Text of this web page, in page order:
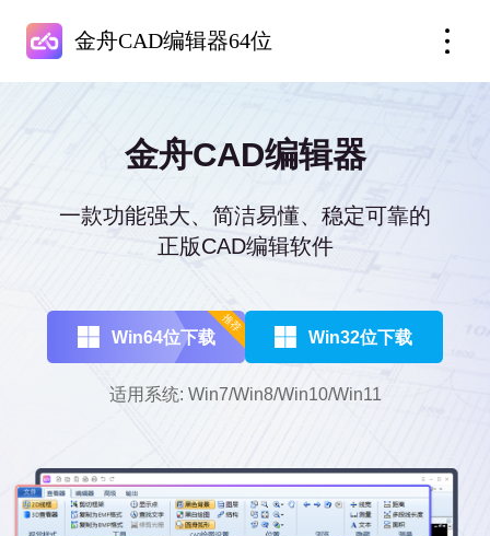
金舟CAD编辑器64位
金舟CAD编辑器
一款功能强大、简洁易懂、稳定可靠的
正版CAD编辑软件
Win64位下载
推荐
Win32位下载
适用系统: Win7/Win8/Win10/Win11